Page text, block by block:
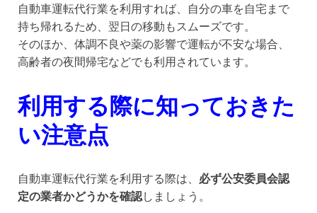
自動車運転代行業を利用すれば、自分の車を自宅まで
持ち帰れるため、翌日の移動もスムーズです。
そのほか、体調不良や薬の影響で運転が不安な場合、
高齢者の夜間帰宅などでも利用されています。
利用する際に知っておきた
い注意点
自動車運転代行業を利用する際は、 必ず公安委員会認
定の業者かどうかを確認しましょう。